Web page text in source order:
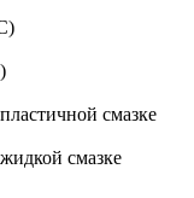
смазке
смазке